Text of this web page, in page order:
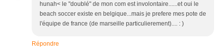
hunah< le "doublé" de mon com est involontaire......et oui le
beach soccer existe en belgique...mais je prefere mes pote de
l'équipe de france (de marseille particulierement).... : )
Répondre